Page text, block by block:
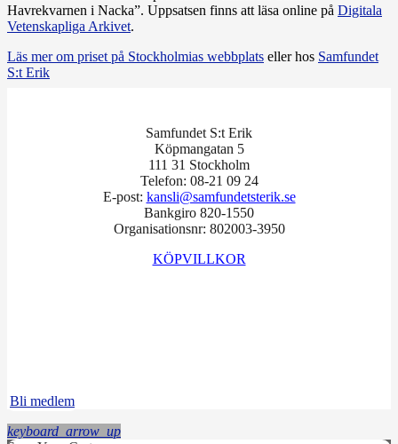
Havrekvarnen i Nacka”. Uppsatsen finns att läsa online på Digitala
Vetenskapliga Arkivet.
Läs mer om priset på Stockholmias webbplats eller hos Samfundet
S:t Erik
Samfundet S:t Erik
Köpmangatan 5
111 31 Stockholm
Telefon: 08-21 09 24
E-post: kansli@samfundetsterik.se
Bankgiro 820-1550
Organisationsnr: 802003-3950
KÖPVILLKOR
Bli medlem
keyboard_arrow_up